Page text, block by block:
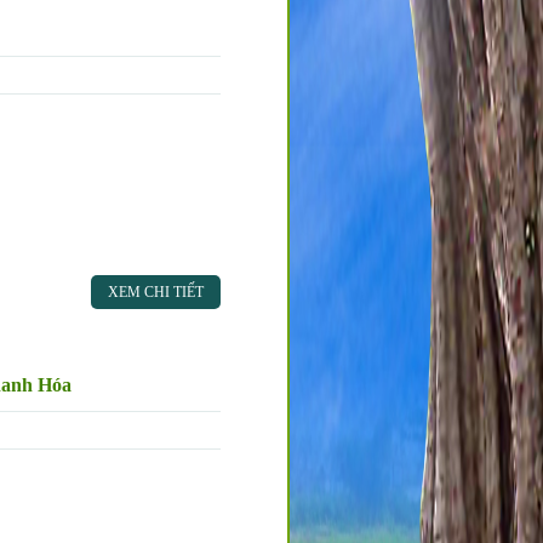
XEM CHI TIẾT
Hóa